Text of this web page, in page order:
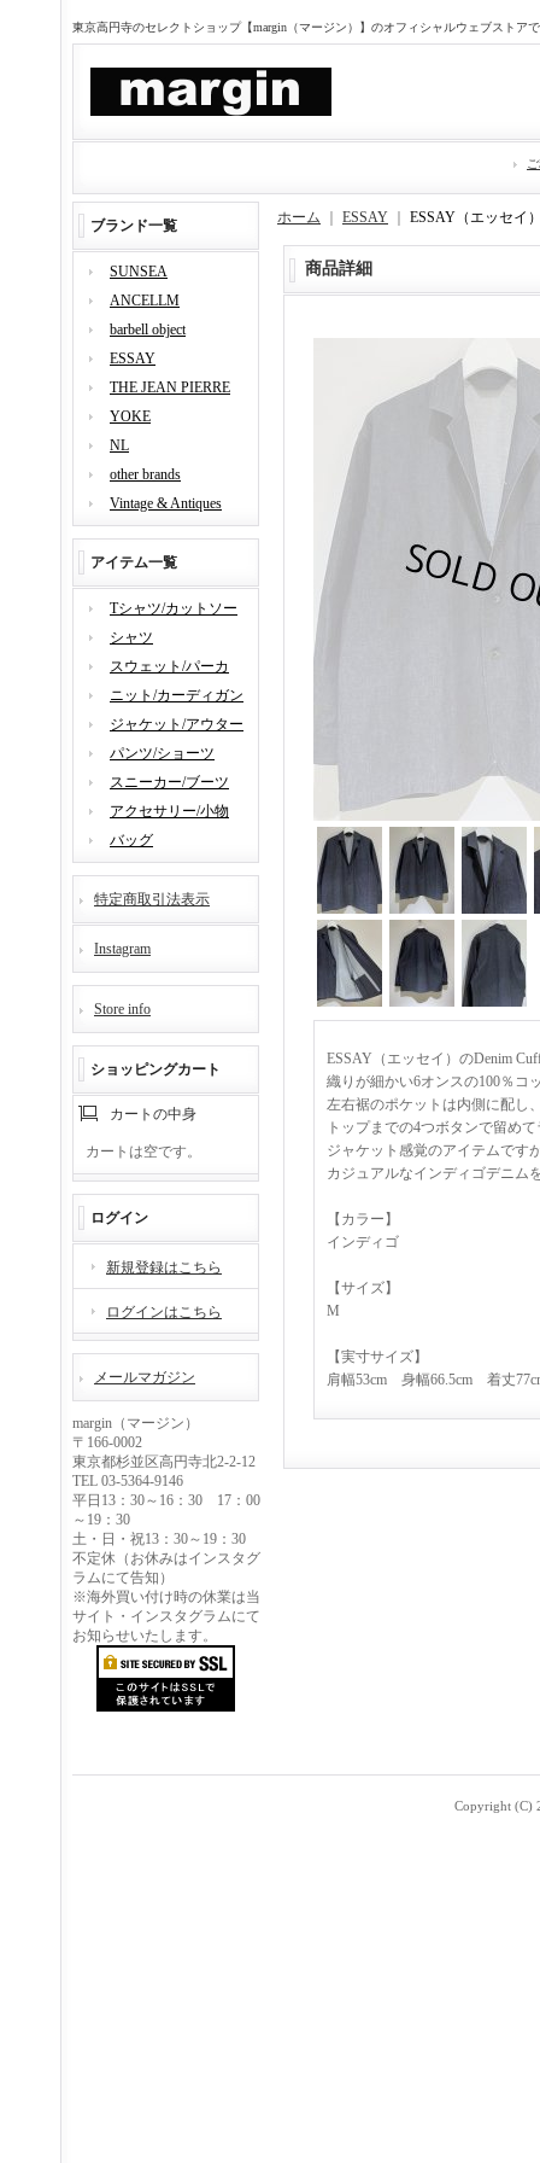
東京高円寺のセレクトショップ【margin（マージン）】のオフィシャルウェブストア
ブランド一覧
SUNSEA
ANCELLM
barbell object
ESSAY
THE JEAN PIERRE
YOKE
NL
other brands
Vintage & Antiques
アイテム一覧
Tシャツ/カットソー
シャツ
スウェット/パーカ
ニット/カーディガン
ジャケット/アウター
パンツ/ショーツ
スニーカー/ブーツ
アクセサリー/小物
バッグ
特定商取引法表示
Instagram
Store info
ショッピングカート
カートの中身
カートは空です。
ログイン
新規登録はこちら
ログインはこちら
メールマガジン
margin（マージン）
〒166-0002
東京都杉並区高円寺北2-2-12
TEL 03-5364-9146
平日13：30～16：30 17：00
～19：30
土・日・祝13：30～19：30
不定休（お休みはインスタグ
ラムにて告知）
※海外買い付け時の休業は当
サイト・インスタグラムにて
お知らせいたします。
ホーム ESSAY ESSAY（エッセイ
商品詳細
ESSAY（エッセイ）のDenim
織りが細かい6オンスの100％コ
左右裾のポケットは内側に配し
トップまでの4つボタンで留め
ジャケット感覚のアイテムです
カジュアルなインディゴデニム
【カラー】
インディゴ
【サイズ】
M
【実寸サイズ】
肩幅53cm 身幅66.5cm 着丈
Copyright (C)